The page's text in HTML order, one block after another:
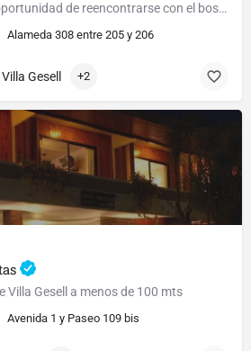
Villa Maya le brinda la oportunidad de reencontrarse con el bosque y el mar.
Alameda 308 entre 205 y 206
Gesell +2
Villa Gesell a menos de 100 mts
Avenida 1 y Paseo 109 bis